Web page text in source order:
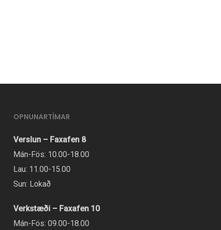
OPNUNARTÍMAR
Verslun – Faxafen 8
Mán-Fös: 10.00-18.00
Lau: 11.00-15.00
Sun: Lokað
Verkstæði – Faxafen 10
Mán-Fös: 09.00-18.00